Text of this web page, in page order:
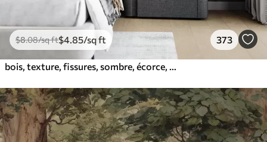
$8.08/sq ft$4 .85/sq ft 373